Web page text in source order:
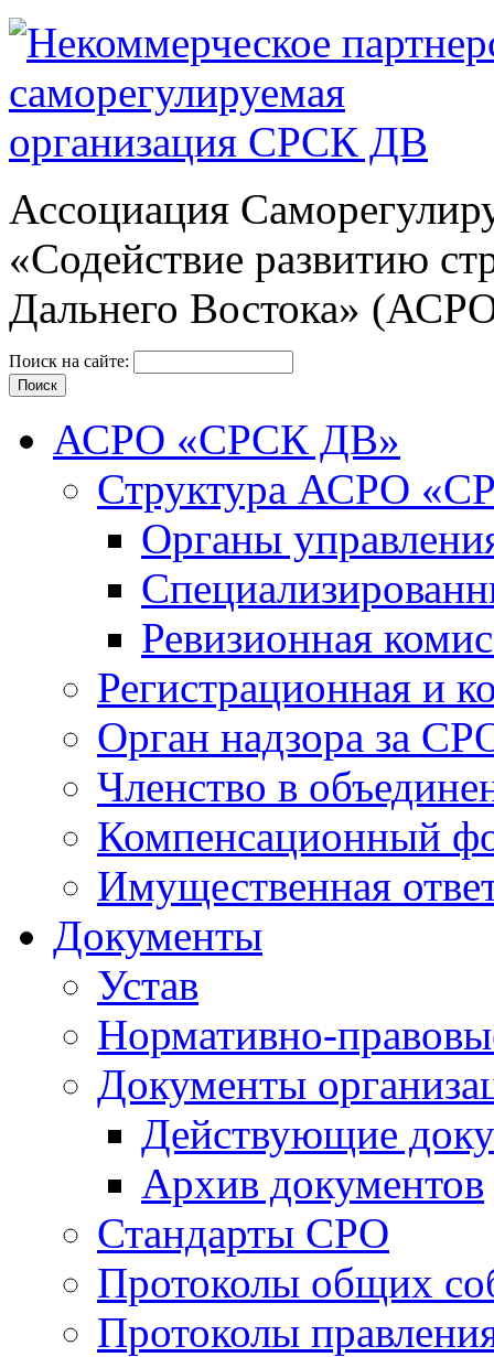
Ассоциация
«Содействие развитию
Дальнего Востока»
Поиск на сайте:
АСРО «СРСК ДВ»
Структура АСРО
Органы
Ревизионная
Регистрационная и
Орган надзора за
Членство в
Компенсационный
Имущественная
Документы
Устав
Нормативно-
Документы
Действующие
Архив документов
Стандарты СРО
Протоколы общих
Протоколы